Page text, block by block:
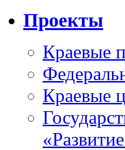
Проекты
Краевые
Краевые